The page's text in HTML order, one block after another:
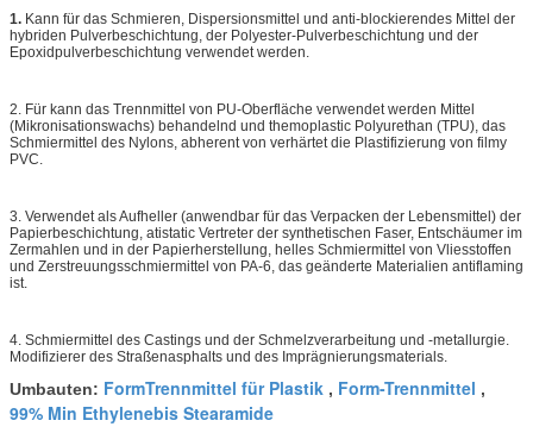
1. Kann für das Schmieren, Dispersionsmittel und anti-blockierendes Mittel der
hybriden Pulverbeschichtung, der Polyester-Pulverbeschichtung und der
Epoxidpulverbeschichtung verwendet werden.
2. Für kann das Trennmittel von PU-Oberfläche verwendet werden Mittel
(Mikronisationswachs) behandelnd und themoplastic Polyurethan (TPU), das
Schmiermittel des Nylons, abherent von verhärtet die Plastifizierung von filmy
PVC.
3. Verwendet als Aufheller (anwendbar für das Verpacken der Lebensmittel) der
Papierbeschichtung, atistatic Vertreter der synthetischen Faser, Entschäumer im
Zermahlen und in der Papierherstellung, helles Schmiermittel von Vliesstoffen
und Zerstreuungsschmiermittel von PA-6, das geänderte Materialien antiflaming
ist.
4. Schmiermittel des Castings und der Schmelzverarbeitung und -metallurgie.
Modifizierer des Straßenasphalts und des Imprägnierungsmaterials.
Umbauten: FormTrennmittel für Plastik , Form-Trennmittel ,
99% Min Ethylenebis Stearamide